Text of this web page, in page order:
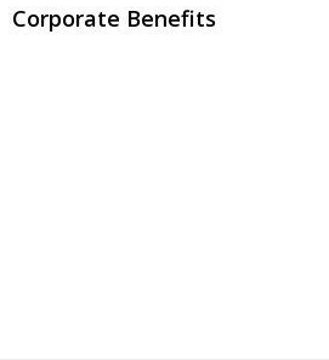
Corporate Benefits